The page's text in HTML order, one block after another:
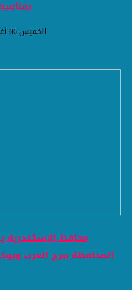
الخميس 06 أغسطس 2026 09:19 مساءً
محافظ
المحافظة ببرج العرب